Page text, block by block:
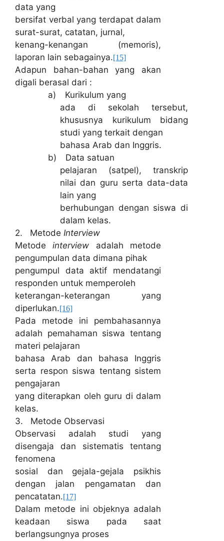
data yang
bersifat verbal yang terdapat dalam
surat-surat, catatan, jurnal,
kenang-kenangan (memoris),
laporan lain sebagainya.[15]
Adapun bahan-bahan yang akan
digali berasal dari :
a)
Kurikulum yang
ada di sekolah tersebut,
khususnya kurikulum bidang
studi yang terkait dengan
bahasa Arab dan Inggris.
b)
Data satuan
pelajaran (satpel), transkrip
nilai dan guru serta data-data
lain yang
berhubungan dengan siswa di
dalam kelas.
2. Metode Interview
Metodeinterview adalah metode
pengumpulan data dimana pihak
pengumpul data aktif mendatangi
responden untuk memperoleh
keterangan-keterangan yang
diperlukan.[16]
Pada metode ini pembahasannya
adalah pemahaman siswa tentang
materi pelajaran
bahasa Arab dan bahasa Inggris
serta respon siswa tentang sistem
pengajaran
yang diterapkan oleh guru di dalam
kelas.
3. Metode Observasi
Observasi adalah studi yang
disengaja dan sistematis tentang
fenomena
sosial dan gejala-gejala psikhis
dengan jalan pengamatan dan
pencatatan.[17]
Dalam metode ini objeknya adalah
keadaan siswa pada saat
berlangsungnya proses